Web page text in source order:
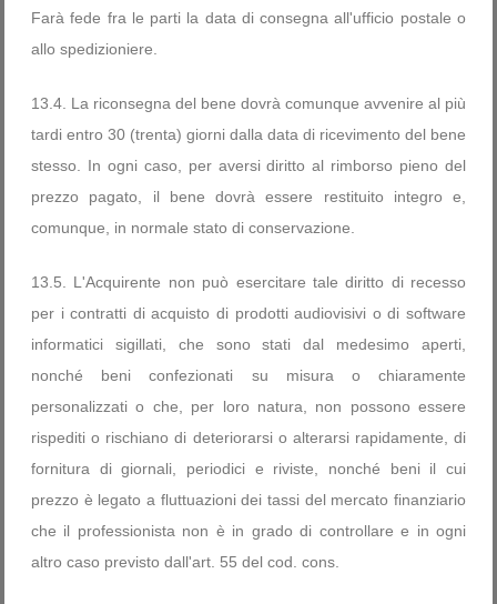
Farà fede fra le parti la data di consegna all'ufficio postale o
allo spedizioniere.
13.4. La riconsegna del bene dovrà comunque avvenire al più
tardi entro 30 (trenta) giorni dalla data di ricevimento del bene
stesso. In ogni caso, per aversi diritto al rimborso pieno del
prezzo pagato, il bene dovrà essere restituito integro e,
comunque, in normale stato di conservazione.
13.5. L'Acquirente non può esercitare tale diritto di recesso
per i contratti di acquisto di prodotti audiovisivi o di software
informatici sigillati, che sono stati dal medesimo aperti,
nonché beni confezionati su misura o chiaramente
personalizzati o che, per loro natura, non possono essere
rispediti o rischiano di deteriorarsi o alterarsi rapidamente, di
fornitura di giornali, periodici e riviste, nonché beni il cui
prezzo è legato a fluttuazioni dei tassi del mercato finanziario
che il professionista non è in grado di controllare e in ogni
altro caso previsto dall'art. 55 del cod. cons.